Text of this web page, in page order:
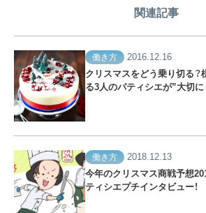
関連記事
働き方
2016.12.16
クリスマスをどう乗り切る？
る3人のパティシエが”大切
働き方
2018.12.13
今年のクリスマス商戦予想
ティシエプチインタビュー！